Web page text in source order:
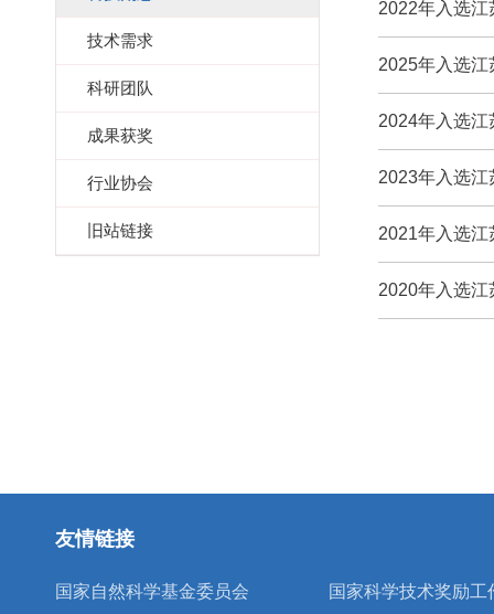
技术需求
科研团队
成果获奖
行业协会
旧站链接
2022年入选
2025年入选
2024年入选
2023年入选
2021年入选
2020年入选江
友情链接
国家自然科学基金委员会
国家科学技术奖励工